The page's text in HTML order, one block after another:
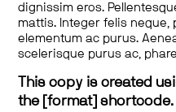
dignissim eros.
mattis. Integer felis neque,
elementum ac purus.
scelerisque purus ac,
This copy is created
the [format] shortcode.